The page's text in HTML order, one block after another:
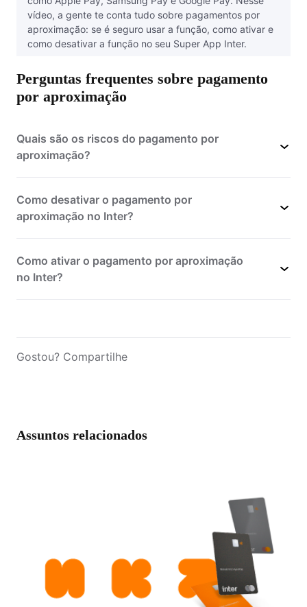
vídeo, a gente te conta tudo sobre pagamentos por
aproximação: se é seguro usar a função, como ativar e
como desativar a função no seu Super App Inter.
Perguntas frequentes sobre pagamento
por aproximação
Quais são os riscos do pagamento por
aproximação?
Como desativar o pagamento por
aproximação no Inter?
Como ativar o pagamento por aproximação
no Inter?
Gostou? Compartilhe
Assuntos relacionados